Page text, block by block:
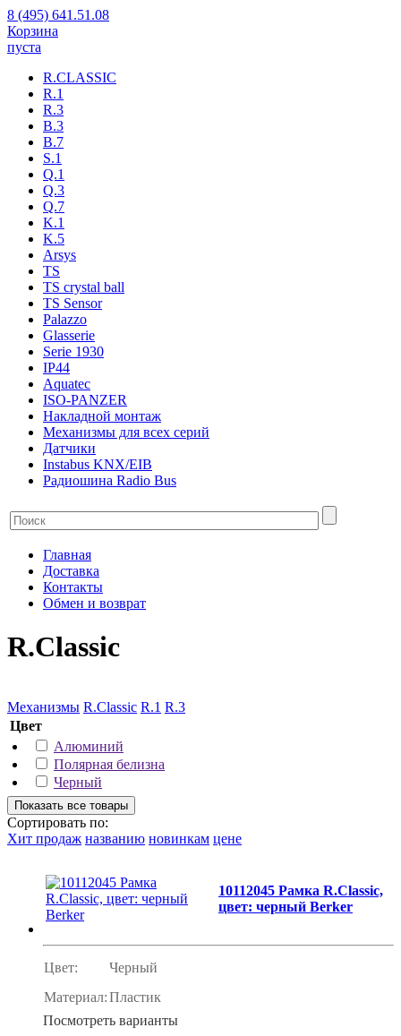
8 (495) 641.51.08
Корзина
пуста
R.CLASSIC
R.1
R.3
B.3
B.7
S.1
Q.1
Q.3
Q.7
K.1
K.5
Arsys
TS
TS crystal ball
TS Sensor
Palazzo
Glasserie
Serie 1930
IP44
Aquatec
ISO-PANZER
Накладной монтаж
Механизмы для всех серий
Датчики
Instabus KNX/EIB
Радиошина Radio Bus
Главная
Доставка
Контакты
Обмен и возврат
R.Classic
Механизмы R.Classic R.1 R.3
Цвет
Алюминий
Полярная белизна
Черный
Сортировать по:
Хит продаж названию новинкам цене
10112045 Рамка R.Classic,
цвет: черный Berker
Цвет:
Черный
Материал:Пластик
Посмотреть варианты